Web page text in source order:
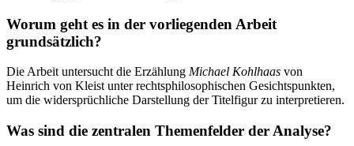
Worum geht es in der vorliegenden Arbeit
grundsätzlich?
Die Arbeit untersucht die Erzählung Michael Kohlhaas von
Heinrich von Kleist unter rechtsphilosophischen Gesichtspunkten,
um die widersprüchliche Darstellung der Titelfigur zu interpretieren.
Was sind die zentralen Themenfelder der Analyse?